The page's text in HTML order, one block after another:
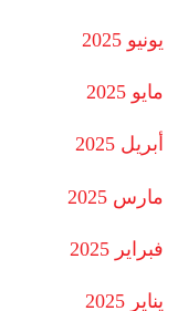
يونيو 2025
مايو 2025
أبريل 2025
مارس 2025
فبراير 2025
يناير 2025